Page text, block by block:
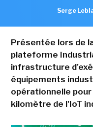
Serge
Présentée lors de
plateforme
infrastructure
équipements
opérationnelle
kilomètre de l'IoT